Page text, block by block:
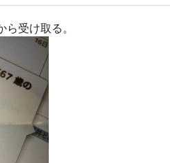
受け取る。